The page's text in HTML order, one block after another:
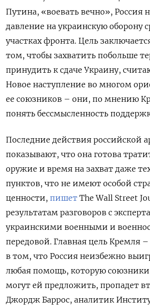
Путина, «воевать вечно», Россия
давление на украинскую оборону
участках фронта. Цель
том, чтобы захватить побольше
принудить к сдаче Украину,
Новое наступление во многом
ее союзников – они, по мнению
понять бессмысленность
Последние действия российской
показывают, что она готова
оружие и время на захват даже
пунктов, что не имеют особой
ценности, пишет The Wall Street
результатам разговоров с
украинскими военными и
передовой. Главная цель Кремля –
в том, что Россия неизбежно
любая помощь, которую
могут ей предложить, пропадет
Джордж Баррос, аналитик